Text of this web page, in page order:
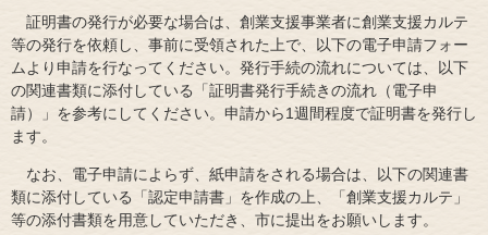
証明書の発行が必要な場合は、創業支援事業者に創業支援カルテ
等の発行を依頼し、事前に受領された上で、以下の電子申請フォー
ムより申請を行なってください。発行手続の流れについては、以下
の関連書類に添付している「証明書発行手続きの流れ（電子申
請）」を参考にしてください。申請から1週間程度で証明書を発行し
ます。
なお、電子申請によらず、紙申請をされる場合は、以下の関連書
類に添付している「認定申請書」を作成の上、「創業支援カルテ」
等の添付書類を用意していただき、市に提出をお願いします。